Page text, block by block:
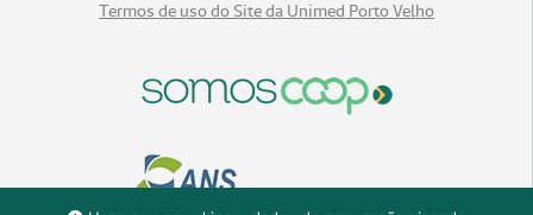
Termos de uso do Site da Unimed Porto Velho